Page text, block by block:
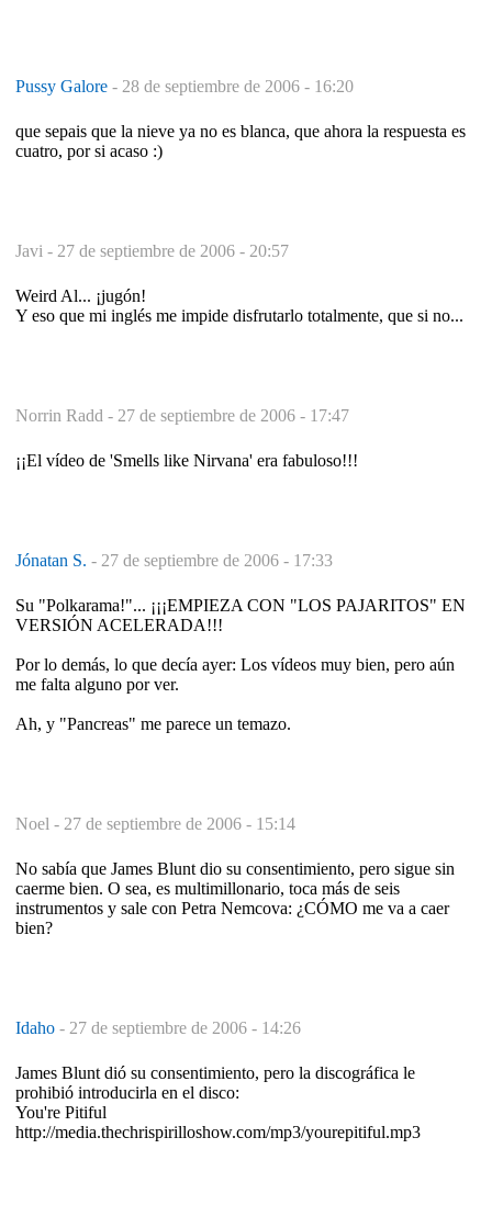
Pussy Galore - 28 de septiembre de 2006 - 16:20
que sepais que la nieve ya no es blanca, que ahora la respuesta es
cuatro, por si acaso :)
Javi - 27 de septiembre de 2006 - 20:57
Weird Al... ¡jugón!
Y eso que mi inglés me impide disfrutarlo totalmente, que si no...
Norrin Radd - 27 de septiembre de 2006 - 17:47
¡¡El vídeo de 'Smells like Nirvana' era fabuloso!!!
Jónatan S. - 27 de septiembre de 2006 - 17:33
Su "Polkarama!"... ¡¡¡EMPIEZA CON "LOS PAJARITOS" EN
VERSIÓN ACELERADA!!!
Por lo demás, lo que decía ayer: Los vídeos muy bien, pero aún
me falta alguno por ver.
Ah, y "Pancreas" me parece un temazo.
Noel - 27 de septiembre de 2006 - 15:14
No sabía que James Blunt dio su consentimiento, pero sigue sin
caerme bien. O sea, es multimillonario, toca más de seis
instrumentos y sale con Petra Nemcova: ¿CÓMO me va a caer
bien?
Idaho - 27 de septiembre de 2006 - 14:26
James Blunt dió su consentimiento, pero la discográfica le
prohibió introducirla en el disco:
You're Pitiful
http://media.thechrispirilloshow.com/mp3/yourepitiful.mp3